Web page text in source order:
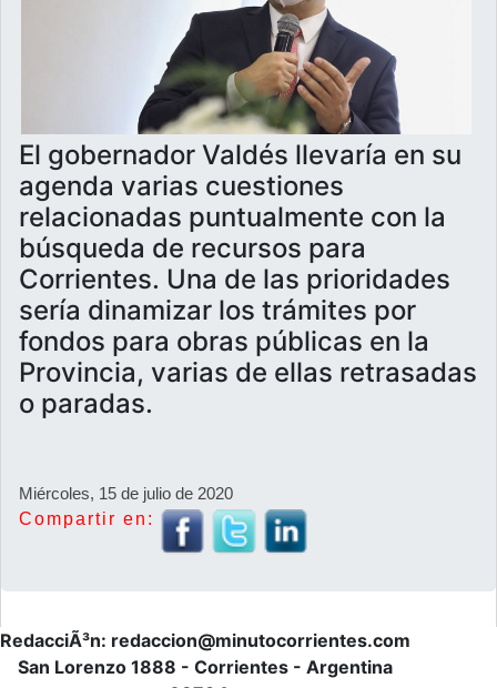
El gobernador Valdés llevaría en su
agenda varias cuestiones
relacionadas puntualmente con la
búsqueda de recursos para
Corrientes. Una de las prioridades
sería dinamizar los trámites por
fondos para obras públicas en la
Provincia, varias de ellas retrasadas
o paradas.
Miércoles, 15 de julio de 2020
Compartir en:
RedacciÃ³n: redaccion@minutocorrientes.com
San Lorenzo 1888 - Corrientes - Argentina